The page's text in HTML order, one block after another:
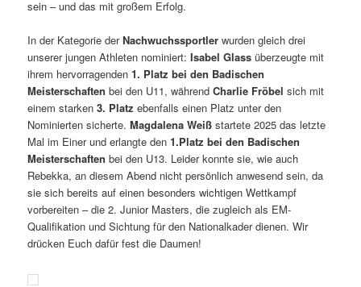
sein – und das mit großem Erfolg.
In der Kategorie derNachwuchssportlerwurden gleich drei
unserer jungen Athleten nominiert: Isabel Glass überzeugte mit
ihrem hervorragenden1. Platz bei den Badischen
Meisterschaften bei den U11, währendCharlie Fröbelsich mit
einem starken3. Platz ebenfalls einen Platz unter den
Nominierten sicherte.Magdalena Weiß startete 2025 das letzte
Mal im Einer und erlangte den1.Platz bei den Badischen
Meisterschaften bei den U13. Leider konnte sie, wie auch
Rebekka, an diesem Abend nicht persönlich anwesend sein, da
sie sich bereits auf einen besonders wichtigen Wettkampf
vorbereiten – die 2. Junior Masters, die zugleich als EM-
Qualifikation und Sichtung für den Nationalkader dienen. Wir
drücken Euch dafür fest die Daumen!